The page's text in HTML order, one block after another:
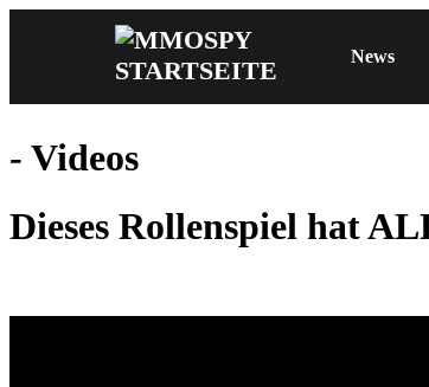
News
- Videos
Dieses Rollenspiel hat